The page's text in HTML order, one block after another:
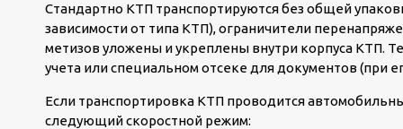
Стандартно КТП транспортируются без общей
зависимости от типа КТП), ограничители
метизов уложены и укреплены внутри корпуса КТП.
учета или специальном отсеке для документов (при
Если транспортировка КТП проводится
следующий скоростной режим: